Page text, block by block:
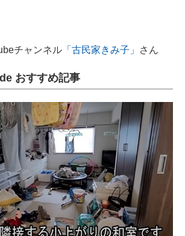
チャンネル 「古民家きみ子」 さん
おすすめ記事